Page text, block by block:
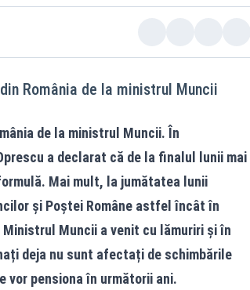
România de la ministrul Muncii
de la ministrul Muncii. În
a declarat că de la finalul lunii mai
Mai mult, la jumătatea lunii
și Poștei Române astfel încât în
Muncii a venit cu lămuriri și în
deja nu sunt afectați de schimbările
vor pensiona în următorii ani.